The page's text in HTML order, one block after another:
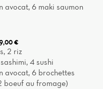
avocat, 6 maki saumon
€
2 riz
4 sushi
avocat, 6 brochettes
boeuf au fromage)